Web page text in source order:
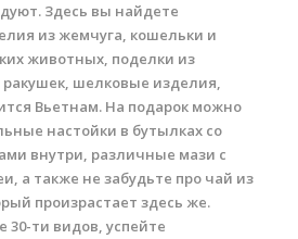
Здесь вы найдете
из жемчуга, кошельки и
животных, поделки из
ракушек, шелковые изделия,
Вьетнам. На подарок можно
настойки в бутылках со
внутри, различные мази с
а также не забудьте про чай из
произрастает здесь же.
30-ти видов, успейте